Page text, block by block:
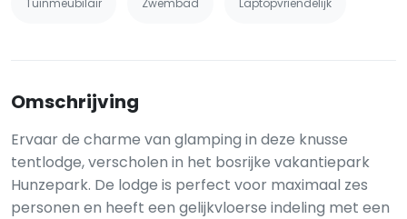
Tuinmeubilair Zwembad Laptopvriendelijk
Omschrijving
Ervaar de charme van glamping in deze knusse
tentlodge, verscholen in het bosrijke vakantiepark
Hunzepark. De lodge is perfect voor maximaal zes
personen en heeft een gelijkvloerse indeling met een